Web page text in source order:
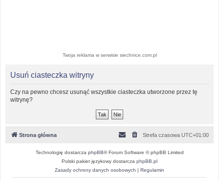
Twoja reklama w serwisie siechnice.com.pl
Usuń ciasteczka witryny
Czy na pewno chcesz usunąć wszystkie ciasteczka utworzone przez tę
witrynę?
Strona główna Strefa czasowa UTC+01:00
Technologię dostarcza phpBB® Forum Software © phpBB Limited
Polski pakiet językowy dostarcza phpBB.pl
Zasady ochrony danych osobowych | Regulamin